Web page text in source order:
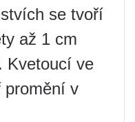
se tvoří
až 1 cm
Kvetoucí ve
promění v